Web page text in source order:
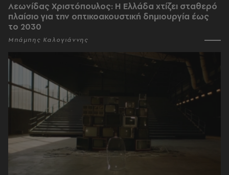
Λεωνίδας Χριστόπουλος: Η Ελλάδα χτίζει σταθερό
πλαίσιο για την οπτικοακουστική δημιουργία έως
το 2030
Μπάμπης Καλογιάννης